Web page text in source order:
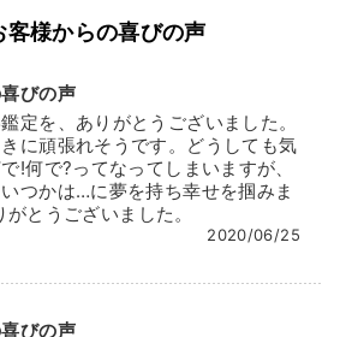
幸せな日々を過ごしていただきた
だきます。
客様からの喜びの声
びの声
定を、ありがとうございました。
に頑張れそうです。どうしても気
!何で?ってなってしまいますが、
つかは…に夢を持ち幸せを掴みま
とうございました。
2020/06/25
びの声